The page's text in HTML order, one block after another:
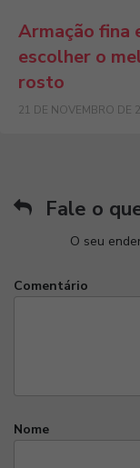
Armação fina
escolher o
rosto
21 DE NOVEMBRO DE
Fale o
O seu
Nome
Comentário